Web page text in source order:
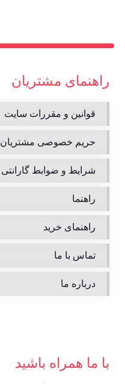
راهنمای مشتریان
قوانین و مقررات سایت
حریم خصوصی مشتریان
شرایط و ضوابط گارانتی
راهنما
راهنمای خرید
تماس با ما
درباره ما
با ما همراه باشید